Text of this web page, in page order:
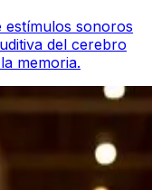
estímulos sonoros
del cerebro
memoria.